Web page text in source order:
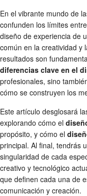
En el vibrante mundo de
confunden los límites
diseño de experiencia de
común en la creatividad y
resultados son
diferencias clave en el
profesionales, sino
cómo se construyen los
Este artículo desglosará
explorando cómo el
propósito, y cómo el
principal. Al final, tendrás
singularidad de cada
creativo y tecnológico
que definen cada una de
comunicación y creación.